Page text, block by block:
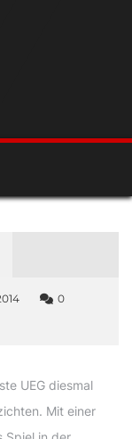
0
UEG diesmal
Mit einer